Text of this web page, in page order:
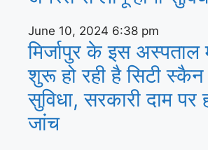
June 10, 2024 6:38 pm
मिर्जापुर के इस अस्पताल
शुरू हो रही है सिटी स्कैन
सुविधा, सरकारी दाम पर
जांच